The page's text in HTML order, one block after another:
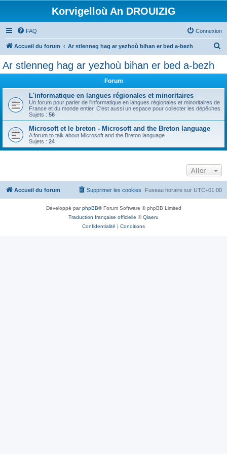
Korvigelloù An DROUIZIG
FAQ Connexion
Accueil du forum Ar stlenneg hag ar yezhoù bihan er bed a-bezh
Ar stlenneg hag ar yezhoù bihan er bed a-bezh
Forum
L'informatique en langues régionales et minoritaires
Un forum pour parler de l'informatique en langues régionales et minoritaires de
France et du monde entier. C'est aussi un espace pour collecter les dépêches.
Sujets : 56
Microsoft et le breton - Microsoft and the Breton language
A forum to talk about Microsoft and the Breton language
Sujets : 24
Aller
Accueil du forum Fuseau horaire sur UTC+01:00
Supprimer les cookies
Développé parphpBB® Forum Software © phpBB Limited
Traduction française officielle ©Qiaeru
Confidentialité | Conditions